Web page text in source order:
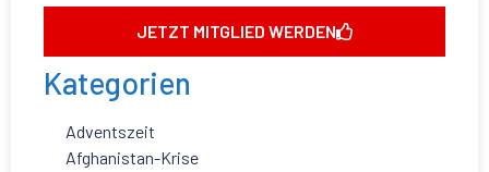
JETZT MITGLIED WERDEN
Kategorien
Adventszeit
Afghanistan-Krise